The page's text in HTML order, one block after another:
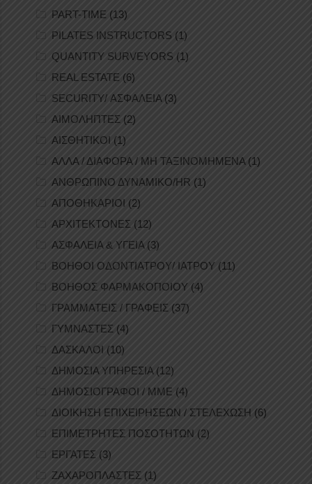
PART-TIME (13)
PILATES INSTRUCTORS (1)
QUANTITY SURVEYORS (1)
REAL ESTATE (6)
SECURITY/ ΑΣΦΑΛΕΙΑ(3)
ΑΙΜΟΛΗΠΤΕΣ (2)
ΑΙΣΘΗΤΙΚΟΙ (1)
ΑΛΛΑ / ΔΙΑΦΟΡΑ / ΜΗ ΤΑΞΙΝΟΜΗΜΕΝΑ(1)
ΑΝΘΡΩΠΙΝΟ ΔΥΝΑΜΙΚΟ/HR (1)
ΑΠΟΘΗΚΑΡΙΟΙ (2)
ΑΡΧΙΤΕΚΤΟΝΕΣ (12)
ΑΣΦΑΛΕΙΑ & ΥΓΕΙΑ (3)
ΒΟΗΘΟΙ ΟΔΟΝΤΙΑΤΡΟΥ/ ΙΑΤΡΟΥ (11)
ΒΟΗΘΟΣ ΦΑΡΜΑΚΟΠΟΙΟΥ (4)
ΓΡΑΜΜΑΤΕΙΣ / ΓΡΑΦΕΙΣ (37)
ΓΥΜΝΑΣΤΕΣ (4)
ΔΑΣΚΑΛΟΙ (10)
ΔΗΜΟΣΙΑ ΥΠΗΡΕΣΙΑ(12)
ΔΗΜΟΣΙΟΓΡΑΦΟΙ / ΜΜΕ (4)
ΔΙΟΙΚΗΣΗ ΕΠΙΧΕΙΡΗΣΕΩΝ / ΣΤΕΛΕΧΩΣΗ (6)
ΕΠΙΜΕΤΡΗΤΕΣ ΠΟΣΟΤΗΤΩΝ (2)
ΕΡΓΑΤΕΣ (3)
ΖΑΧΑΡΟΠΛΑΣΤΕΣ (1)